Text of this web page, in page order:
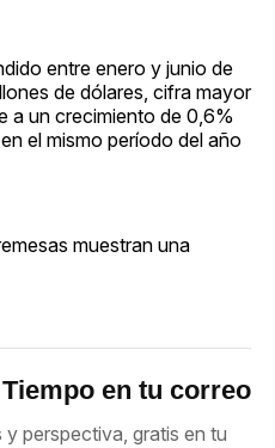
entre enero y junio de
de dólares, cifra mayor
a un crecimiento de 0,6%
el mismo período del año
muestran una
en tu correo
perspectiva, gratis en tu